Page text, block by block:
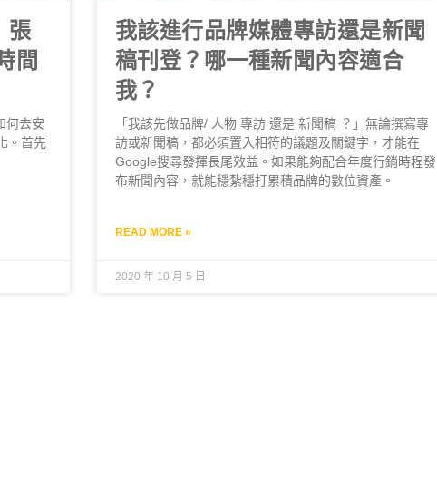
張
間
何去安
。首先
我該進行品牌媒體專訪還是新聞
稿刊登？哪一種新聞內容適合
我？
「我該先做品牌/ 人物 專訪 還是 新聞稿 ？」無論撰寫專
訪或新聞稿，都必須置入相符的議題及關鍵字，才能在
Google搜尋發揮長尾效益。如果能夠配合年度行銷時程發
布新聞內容，就能穩紮穩打累積品牌的數位資產。
READ MORE »
2020 年 10 月 5 日